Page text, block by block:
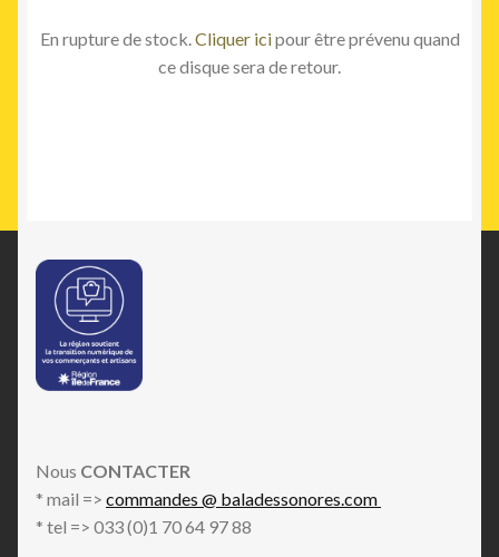
En rupture de stock. Cliquer icipour être prévenu quand
ce disque sera de retour.
Nous CONTACTER
* mail => commandes @ baladessonores.com
* tel => 033 (0)1 70 64 97 88